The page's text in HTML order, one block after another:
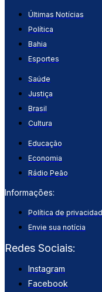
Últimas Notícias
Política
Bahia
Esportes
Saúde
Justiça
Brasil
Cultura
Educação
Economia
Rádio Peão
Informações:
Política de
Envie sua notícia
Redes Sociais:
Instagram
Facebook